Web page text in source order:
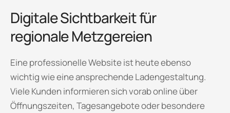
Digitale Sichtbarkeit für
regionale Metzgereien
Eine professionelle Website ist heute ebenso
wichtig wie eine ansprechende Ladengestaltung.
Viele Kunden informieren sich vorab online über
Öffnungszeiten, Tagesangebote oder besondere